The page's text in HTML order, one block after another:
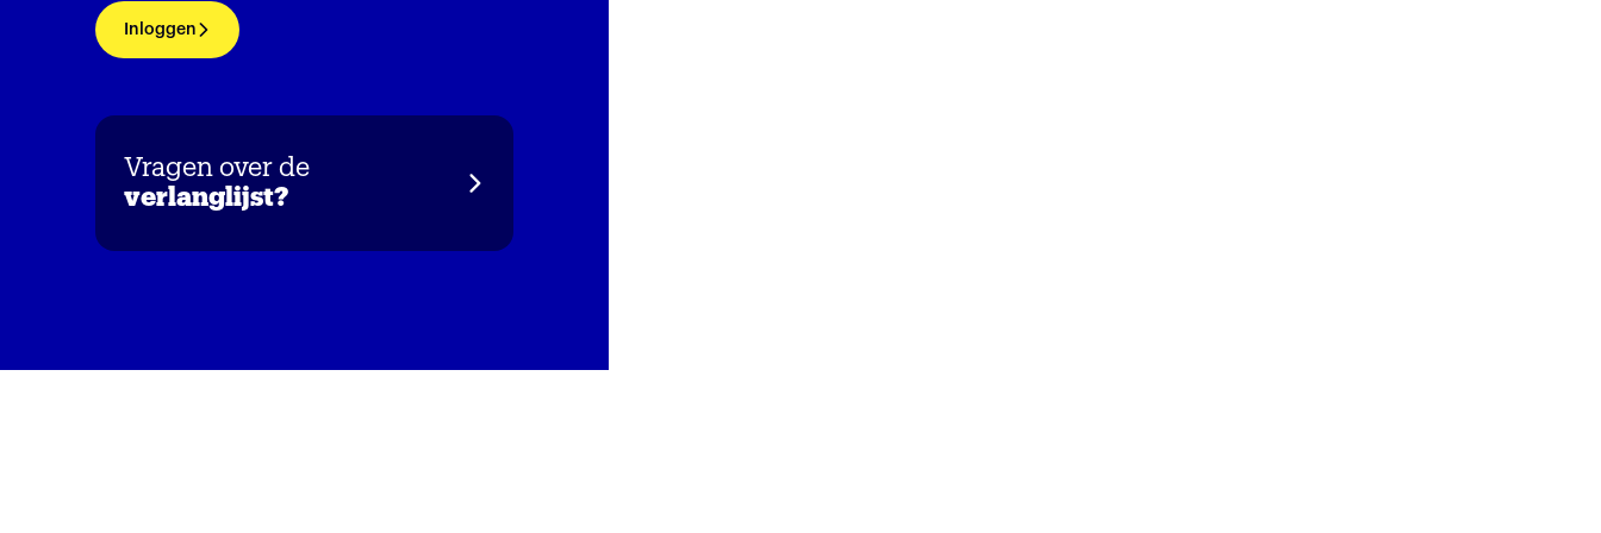
Inloggen
Vragen over de
verlanglijst?